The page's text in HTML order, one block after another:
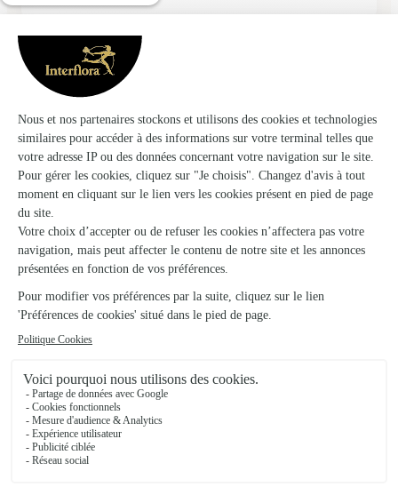
★ ★ ★
Attrape nigaud
09/05/2026
★ ★
Facile de commander.
Facile de commander.
30/05/2026
Bouquet conforme à la description et…
Bouquet conforme à la description et livré dans les délais.
05/03/2026